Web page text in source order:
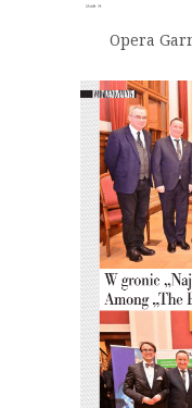
Opera